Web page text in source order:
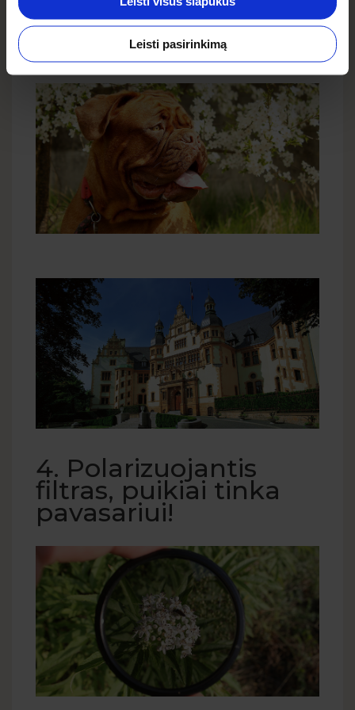
Leisti pasirinkimą
pat verta daryti nuotraukas su saule, auksinėje
valandoje. Nebijokite eksperimentuoti, nes
netikėtas, gali tapti įdomiu efektu.
4. Polarizuojantis
filtras, puikiai tinka
pavasariui!